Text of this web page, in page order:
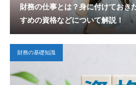
財務の仕事とは？身に付けておき
すめの資格などについて解説！
財務の基礎知識